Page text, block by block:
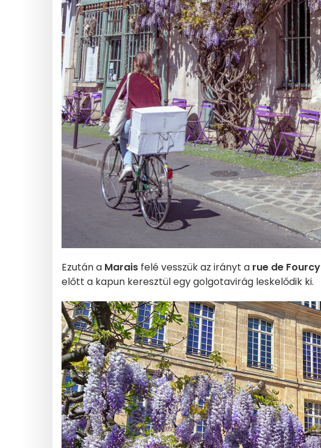
Ezután a Marais felé vesszük az irányt a rue de Fourcy
előtt a kapun keresztül egy golgotavirág leskelődik ki.